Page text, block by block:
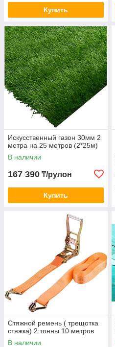
Купить
Искусственный газон 30мм 2
метра на 25 метров (2*25м)
В наличии
167 390 ₸/рулон
Купить
Стяжной ремень ( трещотка
стяжка) 2 тонны 10 метров
В наличии